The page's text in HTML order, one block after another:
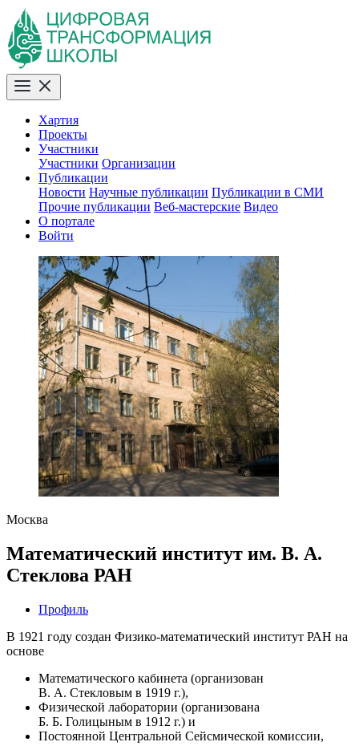
Хартия
Проекты
Участники
Участники Организации
Публикации
Новости Научные публикации Публикации в СМИ
Прочие публикации Веб-мастерские Видео
О портале
Войти
Москва
Математический институт им. В. А.
Стеклова РАН
Профиль
В 1921 году создан Физико-математический институт РАН на
основе
Математического кабинета (организован
В. А. Стекловым в 1919 г.),
Физической лаборатории (организована
Б. Б. Голицыным в 1912 г.) и
Постоянной Центральной Сейсмической комиссии,